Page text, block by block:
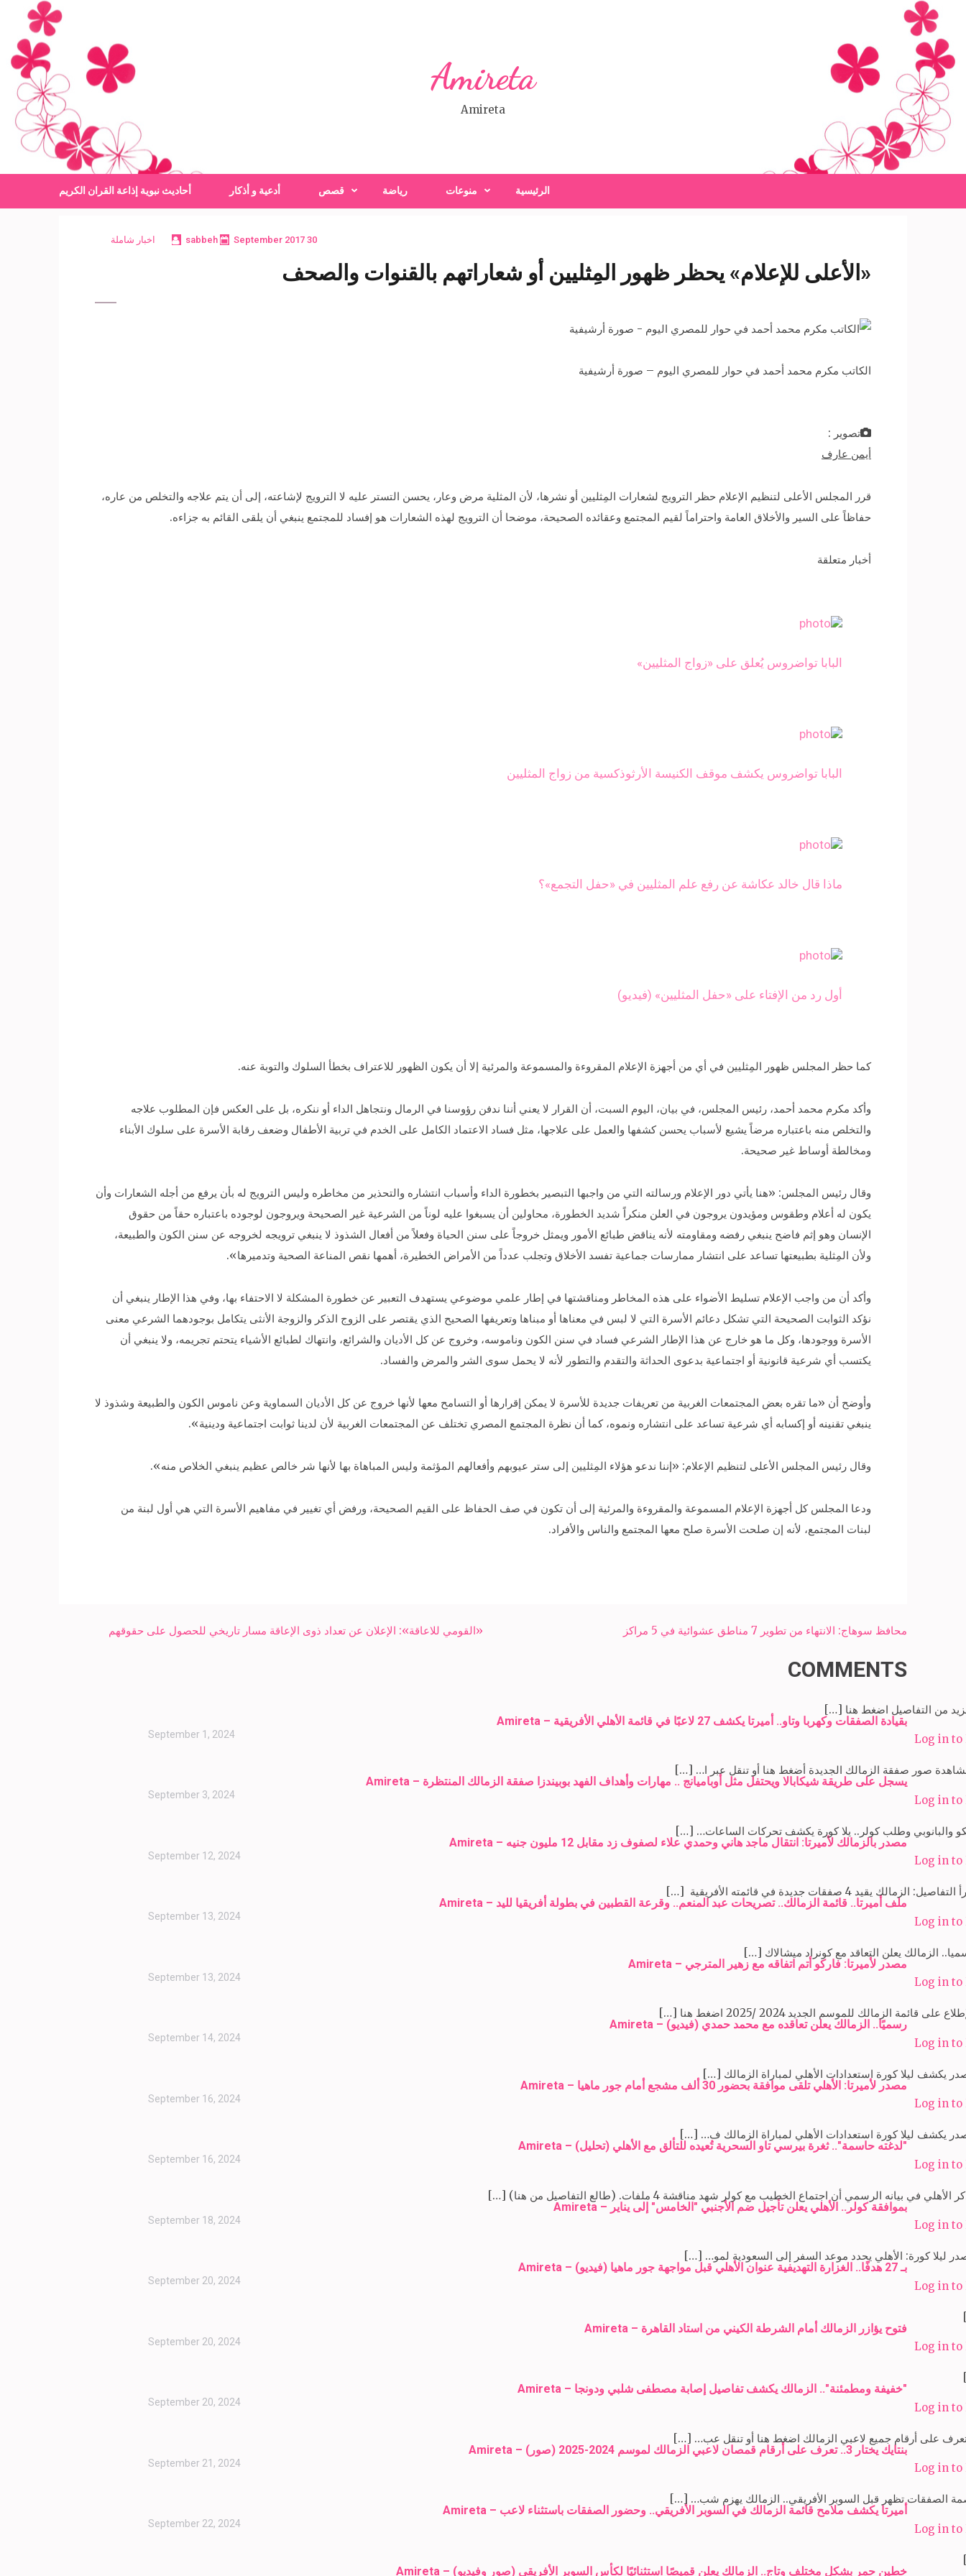
content
(Press
Enter)
Amireta
Amireta
الرئيسية منوعات رياضة قصص أدعية و أذكار أحاديث نبوية إذاعة القران الكريم
30 September 2017
sabbeh اخبار شاملة
«الأعلى للإعلام» يحظر ظهور المِثليين أو شعاراتهم بالقنوات والصحف
الكاتب مكرم محمد أحمد في حوار للمصري اليوم – صورة أرشيفية
تصوير :
أيمن عارف
قرر المجلس الأعلى لتنظيم الإعلام حظر الترويج لشعارات المِثليين أو نشرها، لأن المثلية مرض وعار، يحسن التستر عليه لا الترويج لإشاعته، إلى أن يتم علاجه والتخلص من عاره،
حفاظاً على السير والأخلاق العامة واحتراماً لقيم المجتمع وعقائده الصحيحة، موضحا أن الترويج لهذه الشعارات هو إفساد للمجتمع ينبغي أن يلقى القائم به جزاءه.
أخبار متعلقة
البابا تواضروس يُعلق على «زواج المثليين»
البابا تواضروس يكشف موقف الكنيسة الأرثوذكسية من زواج المثليين
ماذا قال خالد عكاشة عن رفع علم المثليين في «حفل التجمع»؟
أول رد من الإفتاء على «حفل المثليين» (فيديو)
كما حظر المجلس ظهور المِثليين في أي من أجهزة الإعلام المقروءة والمسموعة والمرئية إلا أن يكون الظهور للاعتراف بخطأ السلوك والتوبة عنه.
وأكد مكرم محمد أحمد، رئيس المجلس، في بيان، اليوم السبت، أن القرار لا يعني أننا ندفن رؤوسنا في الرمال ونتجاهل الداء أو ننكره، بل على العكس فإن المطلوب علاجه
والتخلص منه باعتباره مرضاً يشيع لأسباب يحسن كشفها والعمل على علاجها، مثل فساد الاعتماد الكامل على الخدم في تربية الأطفال وضعف رقابة الأسرة على سلوك الأبناء
ومخالطة أوساط غير صحيحة.
وقال رئيس المجلس: «هنا يأتي دور الإعلام ورسالته التي من واجبها التبصير بخطورة الداء وأسباب انتشاره والتحذير من مخاطره وليس الترويج له بأن يرفع من أجله الشعارات وأن
يكون له أعلام وطقوس ومؤيدون يروجون في العلن منكراً شديد الخطورة، محاولين أن يسبغوا عليه لوناً من الشرعية غير الصحيحة ويروجون لوجوده باعتباره حقاً من حقوق
الإنسان وهو إثم فاضح ينبغي رفضه ومقاومته لأنه يناقض طبائع الأمور ويمثل خروجاً على سنن الحياة وفعلاً من أفعال الشذوذ لا ينبغي ترويجه لخروجه عن سنن الكون والطبيعة،
ولأن المِثلية بطبيعتها تساعد على انتشار ممارسات جماعية تفسد الأخلاق وتجلب عدداً من الأمراض الخطيرة، أهمها نقص المناعة الصحية وتدميرها».
وأكد أن من واجب الإعلام تسليط الأضواء على هذه المخاطر ومناقشتها في إطار علمي موضوعي يستهدف التعبير عن خطورة المشكلة لا الاحتفاء بها، وفي هذا الإطار ينبغي أن
نؤكد الثوابت الصحيحة التي تشكل دعائم الأسرة التي لا لبس في معناها أو مبناها وتعريفها الصحيح الذي يقتصر على الزوج الذكر والزوجة الأنثى يتكامل بوجودهما الشرعي معنى
الأسرة ووجودها، وكل ما هو خارج عن هذا الإطار الشرعي فساد في سنن الكون وناموسه، وخروج عن كل الأديان والشرائع، وانتهاك لطبائع الأشياء يتحتم تجريمه، ولا ينبغي أن
يكتسب أي شرعية قانونية أو اجتماعية بدعوى الحداثة والتقدم والتطور لأنه لا يحمل سوى الشر والمرض والفساد.
وأوضح أن «ما تقره بعض المجتمعات الغربية من تعريفات جديدة للأسرة لا يمكن إقرارها أو التسامح معها لأنها خروج عن كل الأديان السماوية وعن ناموس الكون والطبيعة وشذوذ لا
ينبغي تقنينه أو إكسابه أي شرعية تساعد على انتشاره ونموه، كما أن نظرة المجتمع المصري تختلف عن المجتمعات الغربية لأن لدينا ثوابت اجتماعية ودينية».
وقال رئيس المجلس الأعلى لتنظيم الإعلام: «إننا ندعو هؤلاء المِثليين إلى ستر عيوبهم وأفعالهم المؤثمة وليس المباهاة بها لأنها شر خالص عظيم ينبغي الخلاص منه».
ودعا المجلس كل أجهزة الإعلام المسموعة والمقروءة والمرئية إلى أن تكون في صف الحفاظ على القيم الصحيحة، ورفض أي تغيير في مفاهيم الأسرة التي هي أول لبنة من
لبنات المجتمع، لأنه إن صلحت الأسرة صلح معها المجتمع والناس والأفراد.
Post
«القومي للاعاقة»: الإعلان عن تعداد ذوى الإعاقة مسار تاريخي للحصول على حقوقهم محافظ سوهاج: الانتهاء من تطوير 7 مناطق عشوائية في 5 مراكز
COMMENTS
بقيادة الصفقات وكهربا وتاو.. أميرتا يكشف 27 لاعبًا في قائمة الأهلي الأفريقية – Amireta
September 1, 2024
من التفاصيل اضغط هنا […]
Log in to
يسجل على طريقة شيكابالا ويحتفل مثل أوباميانج .. مهارات وأهداف الفهد بوبيندزا صفقة الزمالك المنتظرة – Amireta
September 3, 2024
صور صفقة الزمالك الجديدة أضغط هنا أو تنقل عبر ا… […]
Log in to
مصدر بالزمالك لأميرتا: انتقال ماجد هاني وحمدي علاء لصفوف زد مقابل 12 مليون جنيه – Amireta
September 12, 2024
والبانوبي وطلب كولر.. يلا كورة يكشف تحركات الساعات… […]
Log in to
ملف أميرتا.. قائمة الزمالك.. تصريحات عبد المنعم.. وقرعة القطبين في بطولة أفريقيا لليد – Amireta
September 13, 2024
الزمالك يقيد 4 صفقات جديدة في قائمته الأفريقية […]
Log in to
مصدر لأميرتا: فاركو أتم اتفاقه مع زهير المترجي – Amireta
September 13, 2024
الزمالك يعلن التعاقد مع كونراد ميشالاك […]
Log in to
رسميًا.. الزمالك يعلن تعاقده مع محمد حمدي (فيديو) – Amireta
September 14, 2024
على قائمة الزمالك للموسم الجديد 2024 /2025 اضغط هنا […]
Log in to
مصدر لأميرتا: الأهلي تلقى موافقة بحضور 30 ألف مشجع أمام جور ماهيا – Amireta
September 16, 2024
يكشف ليلا كورة استعدادات الأهلي لمباراة الزمالك […]
Log in to
"لدغته حاسمة".. ثغرة بيرسي تاو السحرية تُعيده للتألق مع الأهلي (تحليل) – Amireta
September 16, 2024
يكشف ليلا كورة استعدادات الأهلي لمباراة الزمالك ف… […]
Log in to
بموافقة كولر.. الأهلي يعلن تأجيل ضم الأجنبي "الخامس" إلى يناير – Amireta
September 18, 2024
في بيانه الرسمي أن اجتماع الخطيب مع كولر شهد مناقشة 4 ملفات. (طالع التفاصيل من هنا) […]
Log in to
بـ 27 هدفًا.. الغزارة التهديفية عنوان الأهلي قبل مواجهة جور ماهيا (فيديو) – Amireta
September 20, 2024
ليلا كورة: الأهلي يحدد موعد السفر إلى السعودية لمو… […]
Log in to
فتوح يؤازر الزمالك أمام الشرطة الكيني من استاد القاهرة – Amireta
September 20, 2024 Log in to
"خفيفة ومطمئنة".. الزمالك يكشف تفاصيل إصابة مصطفى شلبي ودونجا – Amireta
September 20, 2024 Log in to
بنتايك يختار 3.. تعرف على أرقام قمصان لاعبي الزمالك لموسم 2024-2025 (صور) – Amireta
September 21, 2024
على أرقام جميع لاعبي الزمالك اضغط هنا أو تنقل عب… […]
Log in to
أميرتا يكشف ملامح قائمة الزمالك في السوبر الأفريقي.. وحضور الصفقات باستثناء لاعب – Amireta
September 22, 2024
الصفقات تظهر قبل السوبر الأفريقي.. الزمالك يهزم شب… […]
Log in to
خطين حمر بشكل مختلف وتاج.. الزمالك يعلن قميصًا استثنائيًا لكأس السوبر الأفريقي (صور وفيديو) – Amireta